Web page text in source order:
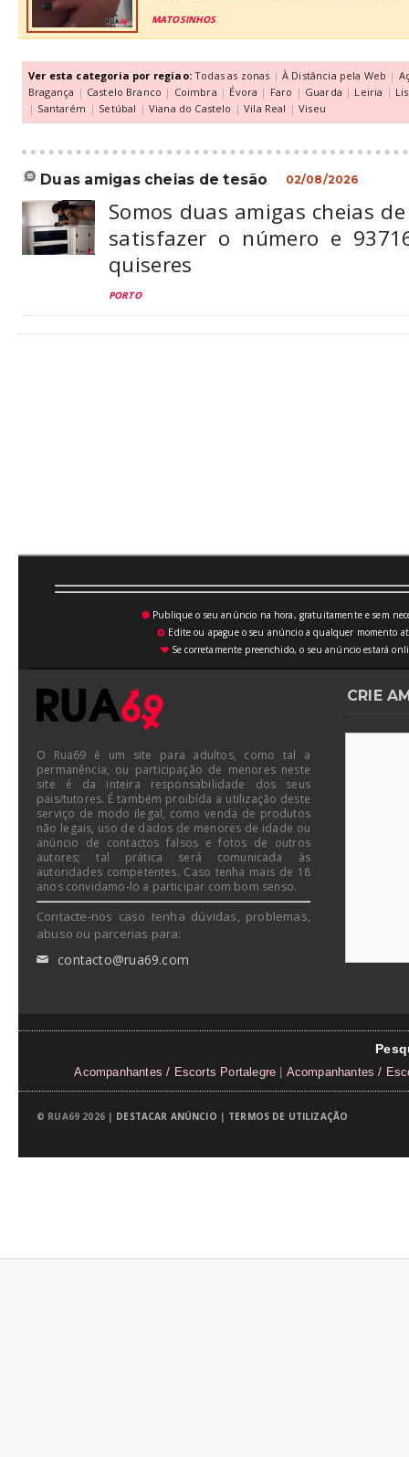
MATOSINHOS
Ver esta categoria por regiao: Todas as zonas | À Distância pela Web |
Bragança | Castelo Branco | Coimbra | Évora | Faro | Guarda | Leiria |
| Santarém | Setúbal | Viana do Castelo | Vila Real | Viseu
duas amigas cheias de tesão 02/08/2026
Somos duas amigas cheias
satisfazer o número e
quiseres
PORTO
💥Publique o seu anúncio na hora, gratuitamente e sem
⚙ Edite ou apague o seu anúncio a qualquer momento
♥Se corretamente preenchido, o seu anúncio estará
O Rua69 é um site para adultos, como tal a
permanência, ou participação de menores neste
site é da inteira responsabilidade dos seus
pais/tutores. É também proibída a utilização deste
serviço de modo ilegal, como venda de produtos
não legais, uso de dados de menores de idade ou
anúncio de contactos falsos e fotos de outros
autores; tal prática será comunicada às
autoridades competentes. Caso tenha mais de 18
anos convidamo-lo a participar com bom senso.
Contacte-nos caso tenha dúvidas, problemas,
abuso ou parcerias para:
✉ contacto@rua69.com
CRIE
Acompanhantes / Escorts Portalegre Acompanhantes /
© RUA69 2026 | DESTACAR ANÚNCIO | TERMOS DE UTILIZAÇÃO